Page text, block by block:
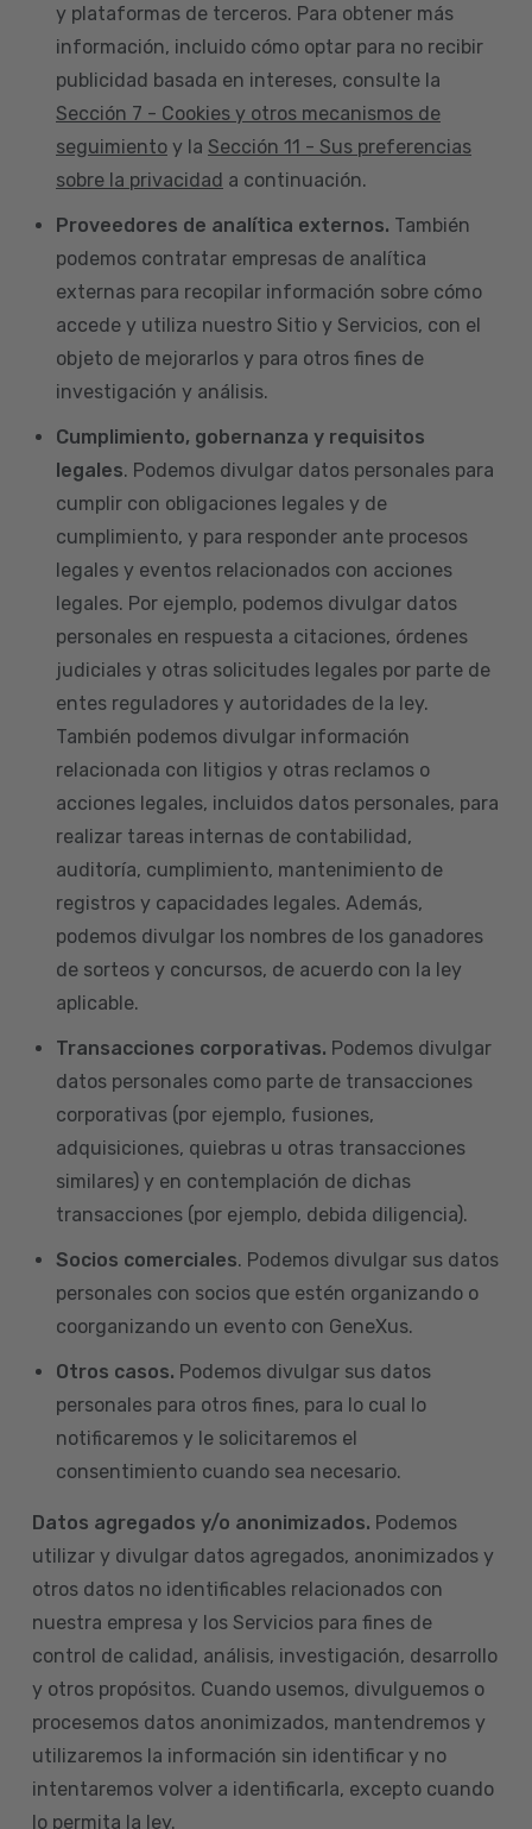
y plataformas de terceros. Para obtener más
información, incluido cómo optar para no recibir
publicidad basada en intereses, consulte la
Sección 7 - Cookies y otros mecanismos de
seguimiento y la Sección 11 - Sus preferencias
sobre la privacidad a continuación.
Proveedores de analítica externos. También
podemos contratar empresas de analítica
externas para recopilar información sobre cómo
accede y utiliza nuestro Sitio y Servicios, con el
objeto de mejorarlos y para otros fines de
investigación y análisis.
Cumplimiento, gobernanza y requisitos
legales. Podemos divulgar datos personales para
cumplir con obligaciones legales y de
cumplimiento, y para responder ante procesos
legales y eventos relacionados con acciones
legales. Por ejemplo, podemos divulgar datos
personales en respuesta a citaciones, órdenes
judiciales y otras solicitudes legales por parte de
entes reguladores y autoridades de la ley.
También podemos divulgar información
relacionada con litigios y otras reclamos o
acciones legales, incluidos datos personales, para
realizar tareas internas de contabilidad,
auditoría, cumplimiento, mantenimiento de
registros y capacidades legales. Además,
podemos divulgar los nombres de los ganadores
de sorteos y concursos, de acuerdo con la ley
aplicable.
Transacciones corporativas. Podemos divulgar
datos personales como parte de transacciones
corporativas (por ejemplo, fusiones,
adquisiciones, quiebras u otras transacciones
similares) y en contemplación de dichas
transacciones (por ejemplo, debida diligencia).
Socios comerciales. Podemos divulgar sus datos
personales con socios que estén organizando o
coorganizando un evento con GeneXus.
Otros casos. Podemos divulgar sus datos
personales para otros fines, para lo cual lo
notificaremos y le solicitaremos el
consentimiento cuando sea necesario.
Datos agregados y/o anonimizados. Podemos
utilizar y divulgar datos agregados, anonimizados y
otros datos no identificables relacionados con
nuestra empresa y los Servicios para fines de
control de calidad, análisis, investigación, desarrollo
y otros propósitos. Cuando usemos, divulguemos o
procesemos datos anonimizados, mantendremos y
utilizaremos la información sin identificar y no
intentaremos volver a identificarla, excepto cuando
lo permita la ley.